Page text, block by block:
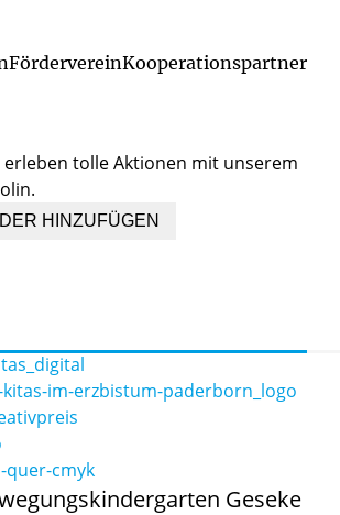
FördervereinKooperationspartner
Uhr2. März 2026, 11:00 Uhr
tolle Aktionen mit unserem
HINZUFÜGEN
Geseke